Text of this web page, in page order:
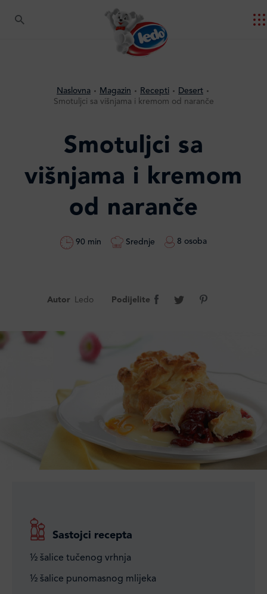
Naslovna Magazin Recepti
Desert
Smotuljci sa višnjama i kremom od naranče
Smotuljci sa
višnjama i kremom
od naranče
90 min Srednje 8 osoba
Autor Ledo Podijelite
Sastojci recepta
½ šalice tučenog vrhnja
½ šalice punomasnog mlijeka